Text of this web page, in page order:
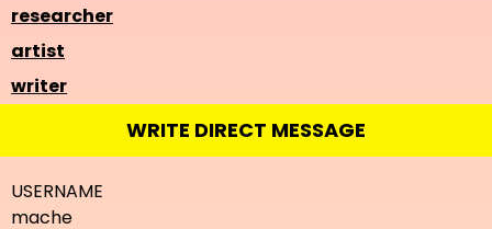
researcher
artist
writer
WRITE DIRECT MESSAGE
USERNAME
mache